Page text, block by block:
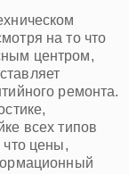
на то что
центром,
ремонта.
всех типов
цены,